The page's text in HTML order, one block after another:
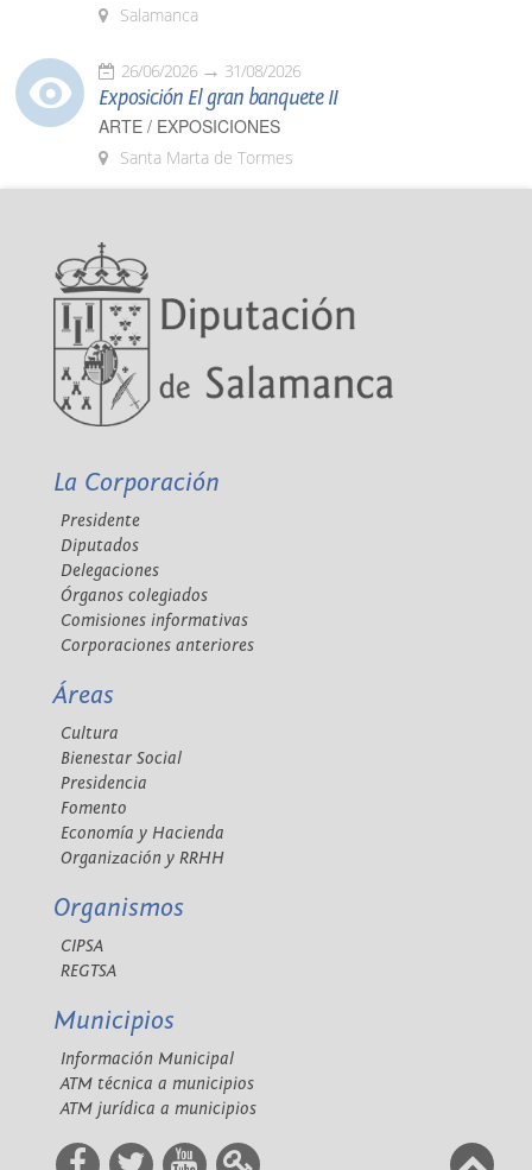
Salamanca
26/06/2026 31/08/2026
Exposición El gran banquete II
ARTE / EXPOSICIONES
Santa Marta de Tormes
La Corporación
Presidente
Diputados
Delegaciones
Órganos colegiados
Comisiones informativas
Corporaciones anteriores
Áreas
Cultura
Bienestar Social
Presidencia
Fomento
Economía y Hacienda
Organización y RRHH
Organismos
CIPSA
REGTSA
Municipios
Información Municipal
ATM técnica a municipios
ATM jurídica a municipios